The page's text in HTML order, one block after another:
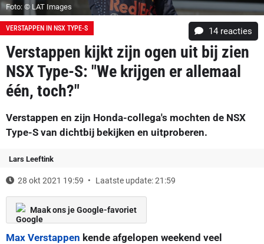
Foto: © LAT Images
VERSTAPPEN IN NSX TYPE-S 14 reacties
Verstappen kijkt zijn ogen uit bij zien
NSX Type-S: "We krijgen er allemaal
één, toch?"
Verstappen en zijn Honda-collega's mochten de NSX
Type-S van dichtbij bekijken en uitproberen.
Lars Leeftink
28 okt 2021 19:59 Laatste update: 21:59
Maak ons je Google-favoriet
Max Verstappen kende afgelopen weekend veel